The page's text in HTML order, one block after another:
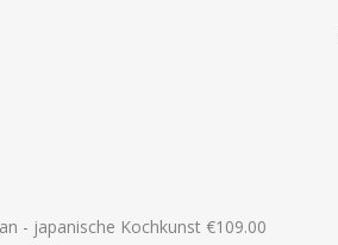
- japanische Kochkunst €109.00